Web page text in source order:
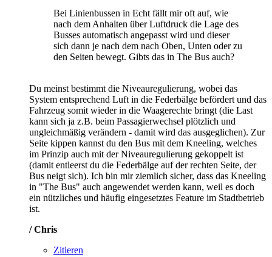
Bei Linienbussen in Echt fällt mir oft auf, wie
nach dem Anhalten über Luftdruck die Lage des
Busses automatisch angepasst wird und dieser
sich dann je nach dem nach Oben, Unten oder zu
den Seiten bewegt. Gibts das in The Bus auch?
Du meinst bestimmt die Niveauregulierung, wobei das
System entsprechend Luft in die Federbälge befördert und das
Fahrzeug somit wieder in die Waagerechte bringt (die Last
kann sich ja z.B. beim Passagierwechsel plötzlich und
ungleichmäßig verändern - damit wird das ausgeglichen). Zur
Seite kippen kannst du den Bus mit dem Kneeling, welches
im Prinzip auch mit der Niveauregulierung gekoppelt ist
(damit entleerst du die Federbälge auf der rechten Seite, der
Bus neigt sich). Ich bin mir ziemlich sicher, dass das Kneeling
in "The Bus" auch angewendet werden kann, weil es doch
ein nützliches und häufig eingesetztes Feature im Stadtbetrieb
ist.
/ Chris
Zitieren